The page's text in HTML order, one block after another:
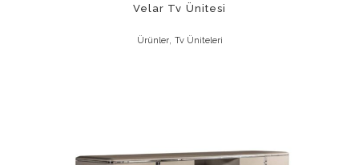
Velar Tv Ünitesi
Ürünler, Tv Üniteleri